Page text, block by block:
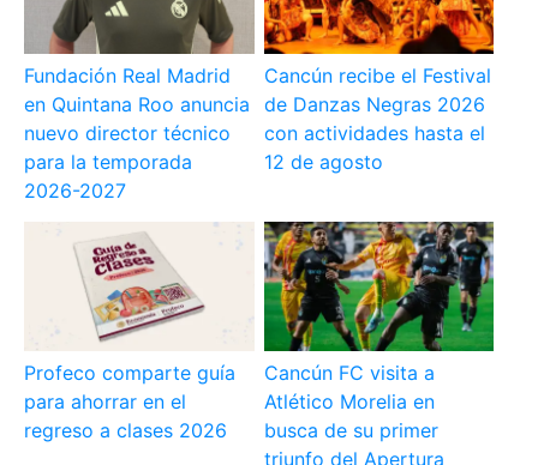
Fundación Real Madrid
en Quintana Roo anuncia
nuevo director técnico
para la temporada
2026-2027
Cancún recibe el Festival
de Danzas Negras 2026
con actividades hasta el
12 de agosto
Profeco comparte guía
para ahorrar en el
regreso a clases 2026
Cancún FC visita a
Atlético Morelia en
busca de su primer
triunfo del Apertura